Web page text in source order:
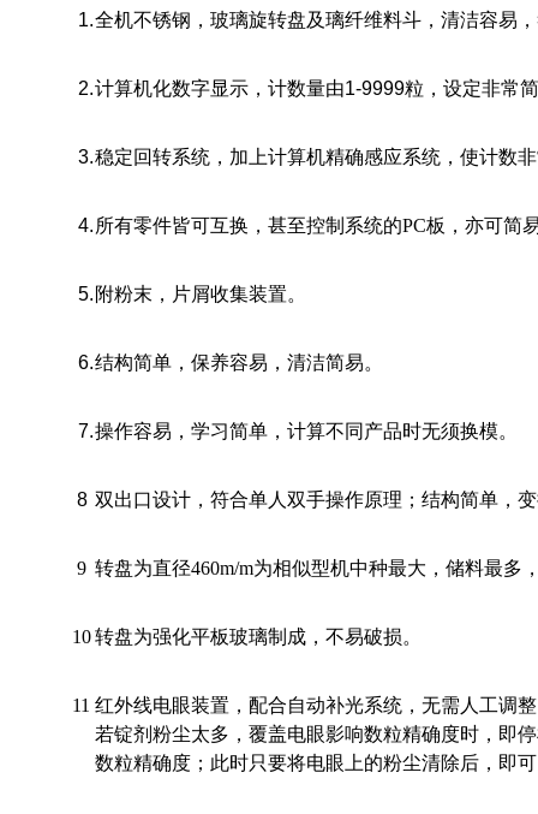
1.全机不锈钢，玻璃旋转盘及璃纤维料斗，清洁容易
2.计算机化数字显示，计数量由1-9999粒，设定非常
3.稳定回转系统，加上计算机精确感应系统，使计数
4. 所有零件皆可互换，甚至控制系统的PC板，亦可简
5. 附粉末，片屑收集装置。
6.结构简单，保养容易，清洁简易。
7.操作容易，学习简单，计算不同产品时无须换模。
8 双出口设计，符合单人双手操作原理；结构简单，
9 转盘为直径460m/m为相似型机中种最大，储料最多
10 转盘为强化平板玻璃制成，不易破损。
11 红外线电眼装置，配合自动补光系统，无需人工调
若锭剂粉尘太多，覆盖电眼影响数粒精确度时，即
数粒精确度；此时只要将电眼上的粉尘清除后，即